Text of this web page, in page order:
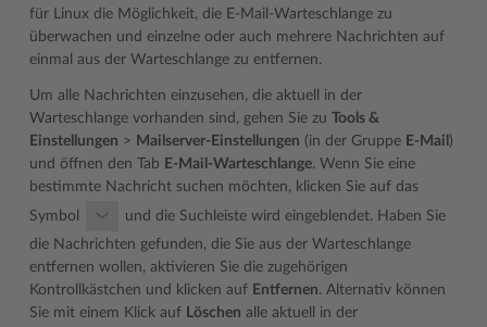
für Linux die Möglichkeit, die E-Mail-Warteschlange zu
überwachen und einzelne oder auch mehrere Nachrichten auf
einmal aus der Warteschlange zu entfernen.
Um alle Nachrichten einzusehen, die aktuell in der
Warteschlange vorhanden sind, gehen Sie zu Tools &
Einstellungen > Mailserver-Einstellungen (in der Gruppe E-Mail )
und öffnen den Tab E-Mail-Warteschlange. Wenn Sie eine
bestimmte Nachricht suchen möchten, klicken Sie auf das
Symbol
und die Suchleiste wird eingeblendet. Haben Sie
die Nachrichten gefunden, die Sie aus der Warteschlange
entfernen wollen, aktivieren Sie die zugehörigen
Kontrollkästchen und klicken auf Entfernen. Alternativ können
Sie mit einem Klick auf Löschen alle aktuell in der